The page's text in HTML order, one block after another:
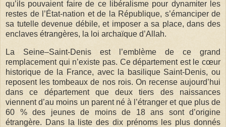
qu’ils pouvaient faire de ce libéralisme pour dynamiter les
restes de l’État-nation et de la République, s’émanciper de
sa tutelle devenue débile, et imposer a sa place, dans des
enclaves étrangères, la loi archaïque d’Allah.
La Seine–Saint-Denis est l’emblème de ce grand
remplacement qui n’existe pas. Ce département est le cœur
historique de la France, avec la basilique Saint-Denis, ou
reposent les tombeaux de nos rois. On recense aujourd’hui
dans ce département que deux tiers des naissances
viennent d’au moins un parent né à l’étranger et que plus de
60 % des jeunes de moins de 18 ans sont d’origine
étrangère. Dans la liste des dix prénoms les plus donnés